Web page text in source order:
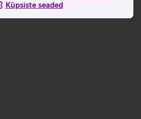
Küpsiste seaded